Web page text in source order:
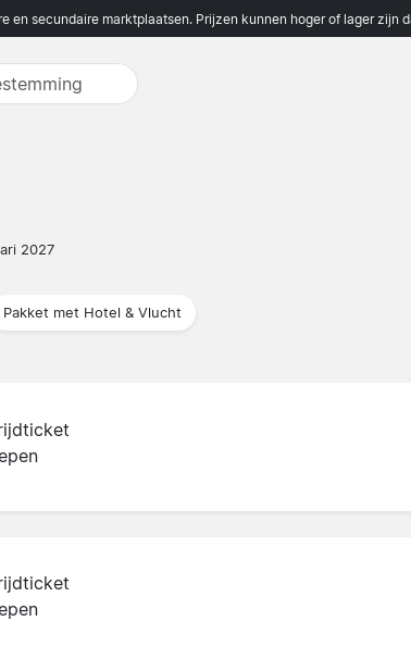
en secundaire marktplaatsen. Prijzen kunnen hoger of lager zijn
2027
Pakket met Hotel & Vlucht